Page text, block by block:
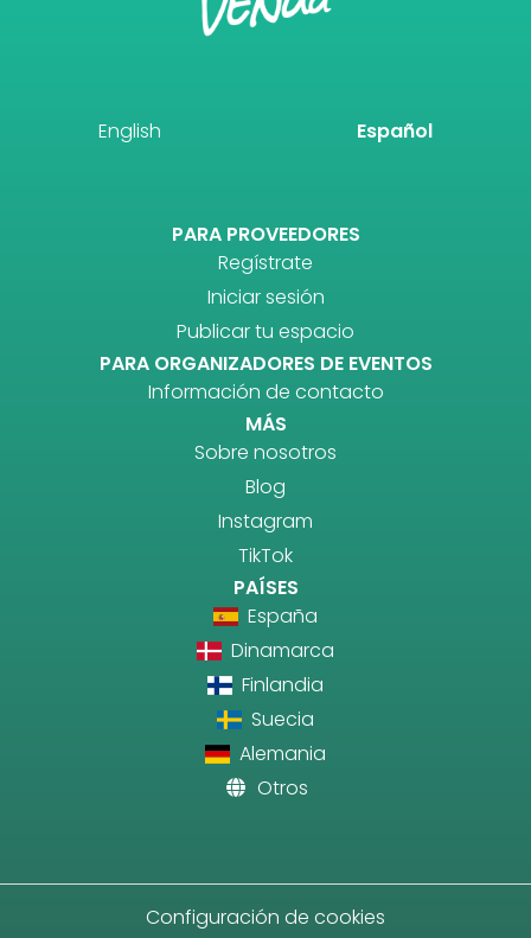
English Español
PARA PROVEEDORES
Regístrate
Iniciar sesión
Publicar tu espacio
PARA ORGANIZADORES DE EVENTOS
Información de contacto
MÁS
Sobre nosotros
Blog
Instagram
TikTok
PAÍSES
España
Dinamarca
Finlandia
Suecia
Alemania
Otros
Configuración de cookies